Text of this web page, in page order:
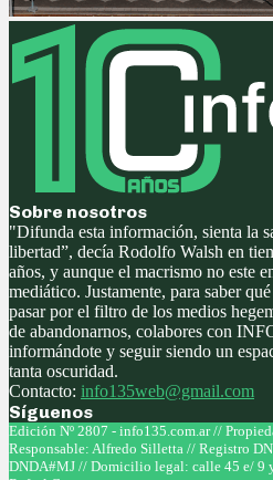
Sobre nosotros
"Difunda esta información, sienta la
libertad”, decía Rodolfo Walsh en
años, y aunque el macrismo no este
mediático. Justamente, para saber
pasar por el filtro de los medios
de abandonarnos, colabores con
informándote y seguir siendo un
tanta oscuridad.
Contacto: info135web@gmail.com
Síguenos
Facebook
Twitter
Instagram
Youtube
Edición Nº 2807 - info135.com.ar //
Responsable: Alfredo Silletta // Registro
DNDA#MJ // Domicilio legal: calle 45 e/ 9